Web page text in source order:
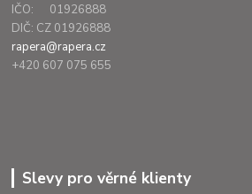
IČO: 01926888
DIČ: CZ 01926888
rapera@rapera.cz
+420 607 075 655
Slevy pro věrné klienty